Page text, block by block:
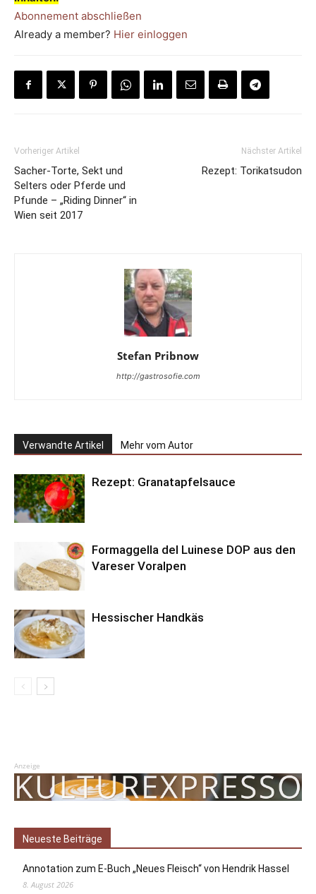
Abonnement abschließen
Already a member? Hier einloggen
Vorheriger Artikel
Sacher-Torte, Sekt und
Selters oder Pferde und
Pfunde – „Riding Dinner“ in
Wien seit 2017
Nächster Artikel
Rezept: Torikatsudon
Stefan Pribnow
http://gastrosofie.com
Verwandte Artikel Mehr vom Autor
Rezept: Granatapfelsauce
Formaggella del Luinese DOP aus den
Vareser Voralpen
Hessischer Handkäs
Anzeige
Neueste Beiträge
Annotation zum E-Buch „Neues Fleisch“ von Hendrik Hassel
8. August 2026